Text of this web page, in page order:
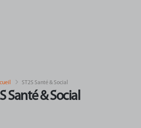
Santé & Social
ST2S Santé & Social